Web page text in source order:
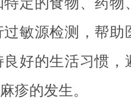
敏源检测，帮助
好的生活习惯，
疹的发生。